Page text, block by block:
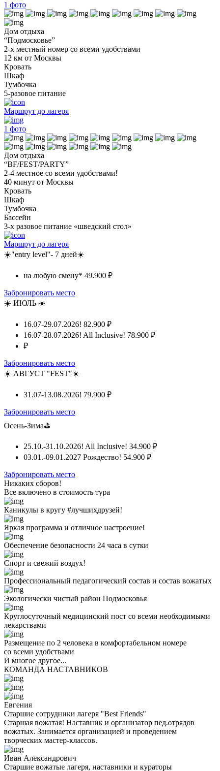
1 фото
Дом отдыха
“Подмосковье”
2-х местный номер со всеми удобствами
12 км от Москвы
Кровать
Шкаф
Тумбочка
5-разовое питание
Маршрут до лагеря
1 фото
Дом отдыха
“BF/FEST/PARTY”
2-4 местное со всеми удобствами!
40 минут от Москвы
Кровать
Шкаф
Тумбочка
Бассейн
3-х разовое питание «шведский стол»
Маршрут до лагеря
☀️"entry level"- 7 дней☀️
на любую смену* 49.900 ₽
Забронировать место
☀️ ИЮЛЬ ☀️
16.07-29.07.2026! 82.900 ₽
16.07-28.07.2026! All Inclusive! 78.900 ₽
₽
Забронировать место
☀️ АВГУСТ "FEST"☀️
31.07-13.08.2026! 79.900 ₽
Забронировать место
Осень-Зима⛳
25.10.-31.10.2026! All Inclusive! 34.900 ₽
03.01.-09.01.2027 Рождество! 54.900 ₽
Забронировать место
Никаких сборов!
Все включено в стоимость тура
Каникулы в кругу #лучшихдрузей!
Яркая программа и отличное настроение!
Обеспечение безопасности 24 часа в сутки
Спорт и свежий воздух!
Профессиональный педагогический состав и состав вожатых
Экологически чистый район Подмосковья
Круглосуточный медицинский пост со всеми необходимыми
лекарствами
Размещение по 2 человека в комфортабельном номере
со всеми удобствами
И многое другое...
КОМАНДА НАСТАВНИКОВ
Евгения
Старшие сотрудники лагеря "Best Friends"
Старшая вожатая! Наставник и организатор пед.отрядов
вожатых. Занимается организацией и проведением
творческих мастер-классов.
Иван Александрович
Старшие вожатые лагеря, наставники и кураторы